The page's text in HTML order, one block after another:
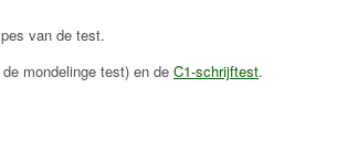
van de test.
mondelinge test) en de C1-schrijftest.